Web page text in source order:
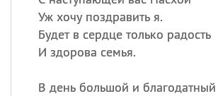
Уж хочу поздравить я.
Будет в сердце только радость
И здорова семья.
В день большой и благодатный